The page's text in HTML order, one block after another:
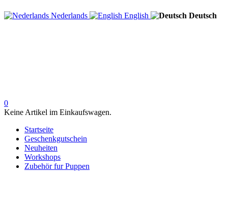
Nederlands English Deutsch
0
Keine Artikel im Einkaufswagen.
Startseite
Geschenkgutschein
Neuheiten
Workshops
Zubehör fur Puppen